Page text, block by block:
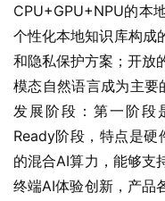
CPU+GPU+NPU的本
个性化本地知识库构成
和隐私保护方案；开放
模态自然语言成为主要
发展阶段：第一阶段
Ready阶段，特点是硬
的混合AI算力，能够支
终端AI体验创新，产品